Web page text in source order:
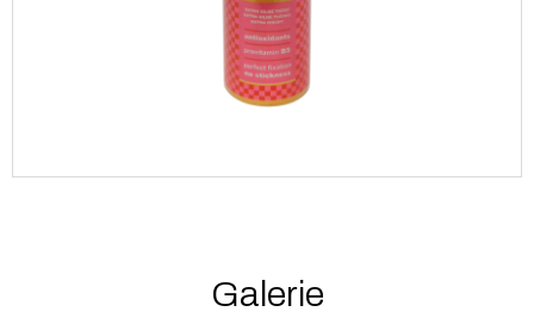
Galerie